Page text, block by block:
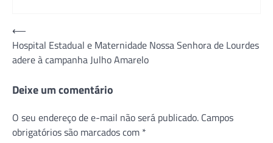
Navegação
de
Post
⟵
Hospital Estadual e Maternidade Nossa Senhora de Lourdes
adere à campanha Julho Amarelo
Deixe um comentário
O seu endereço de e-mail não será publicado. Campos
obrigatórios são marcados com *